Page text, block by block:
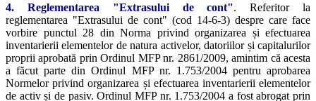
4. Reglementarea "Extrasului de cont". Referitor la
reglementarea "Extrasului de cont" (cod 14-6-3) despre care face
vorbire punctul 28 din Norma privind organizarea și efectuarea
inventarierii elementelor de natura activelor, datoriilor și capitalurilor
proprii aprobată prin Ordinul MFP nr. 2861/2009, amintim că acesta
a făcut parte din Ordinul MFP nr. 1.753/2004 pentru aprobarea
Normelor privind organizarea și efectuarea inventarierii elementelor
de activ și de pasiv. Ordinul MFP nr. 1.753/2004 a fost abrogat prin